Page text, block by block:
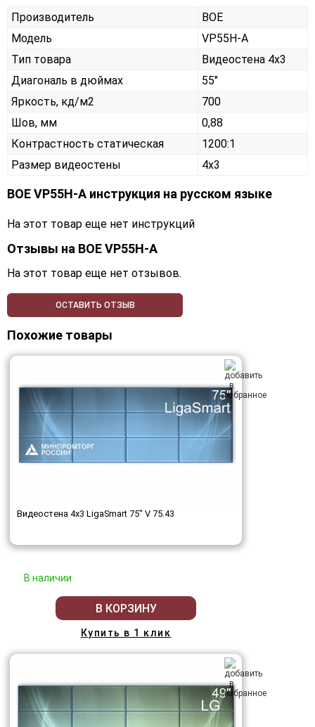
Производитель
BOE
Модель
VP55H-A
Тип товара
Видеостена 4х3
Диагональ в дюймах
55"
Яркость, кд/м2
700
Шов, мм
0,88
Контрастность статическая
1200:1
Размер видеостены
4x3
BOE VP55H-A инструкция на русском языке
На этот товар еще нет инструкций
Отзывы на BOE VP55H-A
На этот товар еще нет отзывов.
ОСТАВИТЬ ОТЗЫВ
Похожие товары
Видеостена 4x3 LigaSmart 75" V 75.43
В наличии
В КОРЗИНУ
Купить в 1 клик